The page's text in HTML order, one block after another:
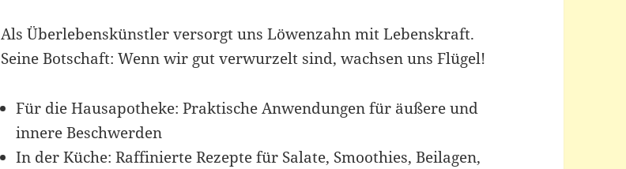
Als Überlebenskünstler versorgt uns Löwenzahn mit Lebenskraft.
Seine Botschaft: Wenn wir gut verwurzelt sind, wachsen uns Flügel!
Für die Hausapotheke: Praktische Anwendungen für äußere und
innere Beschwerden
In der Küche: Raffinierte Rezepte für Salate, Smoothies, Beilagen,